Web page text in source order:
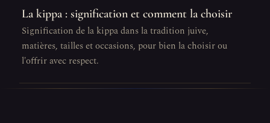
La kippa : signification et comment la choisir
Signification de la kippa dans la tradition juive,
matières, tailles et occasions, pour bien la choisir ou
l'offrir avec respect.